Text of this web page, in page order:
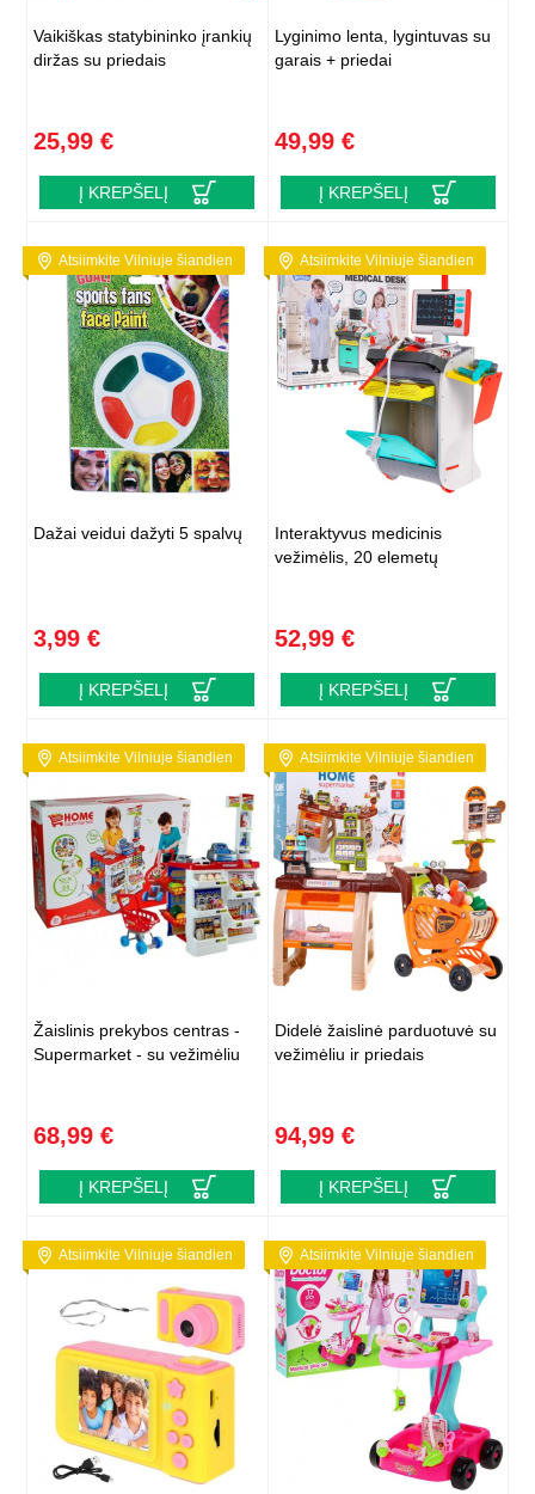
Vaikiškas statybininko įrankių
diržas su priedais
25,99 €
Į KREPŠELĮ
Lyginimo lenta, lygintuvas su
garais + priedai
49,99 €
Į KREPŠELĮ
Atsiimkite Vilniuje šiandien
Dažai veidui dažyti 5 spalvų
3,99 €
Į KREPŠELĮ
Atsiimkite Vilniuje šiandien
Interaktyvus medicinis
vežimėlis, 20 elemetų
52,99 €
Į KREPŠELĮ
Atsiimkite Vilniuje šiandien
Žaislinis prekybos centras -
Supermarket - su vežimėliu
68,99 €
Į KREPŠELĮ
Atsiimkite Vilniuje šiandien
Didelė žaislinė parduotuvė su
vežimėliu ir priedais
94,99 €
Į KREPŠELĮ
Atsiimkite Vilniuje šiandien Atsiimkite Vilniuje šiandien